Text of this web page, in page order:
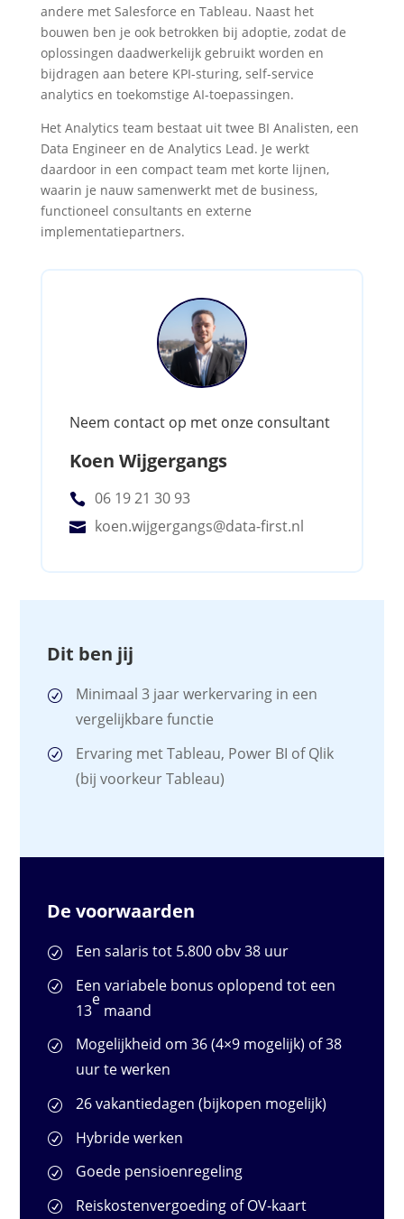
andere met Salesforce en Tableau. Naast het
bouwen ben je ook betrokken bij adoptie, zodat de
oplossingen daadwerkelijk gebruikt worden en
bijdragen aan betere KPI-sturing, self-service
analytics en toekomstige AI-toepassingen.
Het Analytics team bestaat uit twee BI Analisten, een
Data Engineer en de Analytics Lead. Je werkt
daardoor in een compact team met korte lijnen,
waarin je nauw samenwerkt met de business,
functioneel consultants en externe
implementatiepartners.
Neem contact op met onze consultant
Koen Wijgergangs
 06 19 21 30 93
 koen.wijgergangs@data-first.nl
Dit ben jij
Minimaal 3 jaar werkervaring in een
vergelijkbare functie
Ervaring met Tableau, Power BI of Qlik
(bij voorkeur Tableau)
De voorwaarden
Een salaris tot 5.800 obv 38 uur
Een variabele bonus oplopend tot een
13
e
maand
Mogelijkheid om 36 (4×9 mogelijk) of 38
uur te werken
26 vakantiedagen (bijkopen mogelijk)
Hybride werken
Goede pensioenregeling
Reiskostenvergoeding of OV-kaart